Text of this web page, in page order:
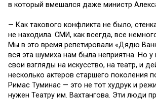
в который вмешался даже министр
— Как такового конфликта не было,
не находила. СМИ, как всегда, все
Мы в это время репетировали «Дядю
вся эта шумиха нам была неприятна. Но у
свои взгляды на искусство, на театр, и
несколько актеров старшего поколения
Римас Туминас — это не тот худрук и
нужен Театру им. Вахтангова. Эти люди